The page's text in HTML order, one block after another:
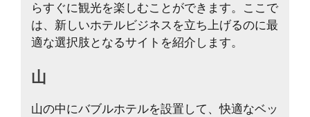
らすぐに観光を楽しむことができます。ここで
は、新しいホテルビジネスを立ち上げるのに最
適な選択肢となるサイトを紹介します。
山
山の中にバブルホテルを設置して、快適なベッ